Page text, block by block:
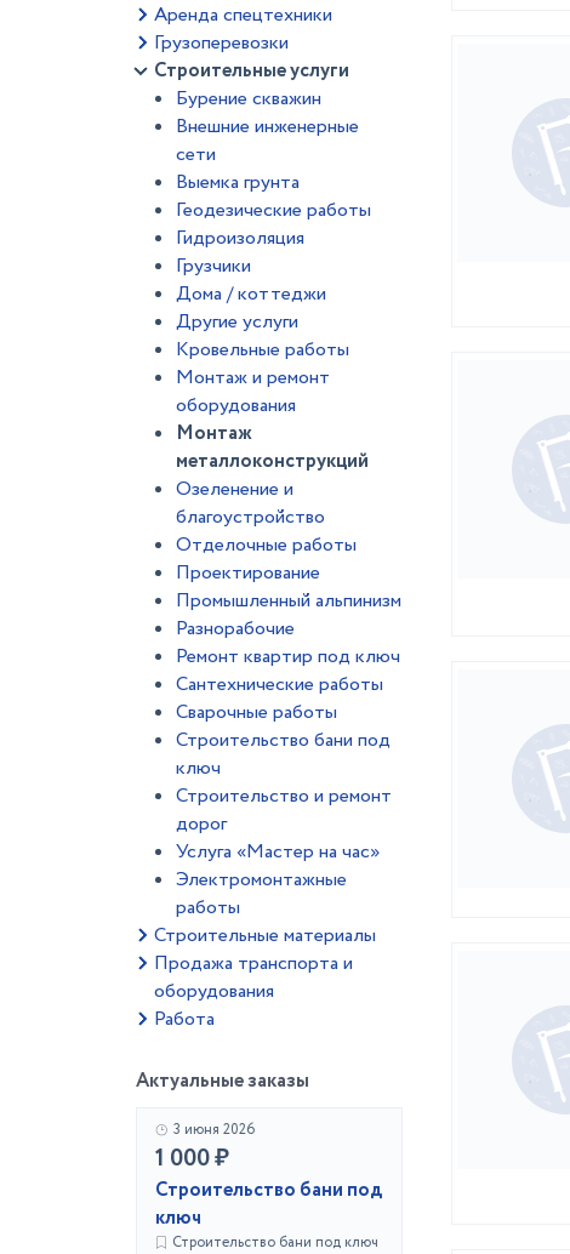
Аренда спецтехники
Грузоперевозки
Строительные услуги
Бурение скважин
Внешние инженерные
сети
Выемка грунта
Геодезические работы
Гидроизоляция
Грузчики
Дома / коттеджи
Другие услуги
Кровельные работы
Монтаж и ремонт
оборудования
Монтаж
металлоконструкций
Озеленение и
благоустройство
Отделочные работы
Проектирование
Промышленный альпинизм
Разнорабочие
Ремонт квартир под ключ
Сантехнические работы
Сварочные работы
Строительство бани под
ключ
Строительство и ремонт
дорог
Услуга «Мастер на час»
Электромонтажные
работы
Строительные материалы
Продажа транспорта и
оборудования
Работа
Актуальные заказы
3 июня 2026
1 000 ₽
Строительство бани под
ключ
Строительство бани под ключ